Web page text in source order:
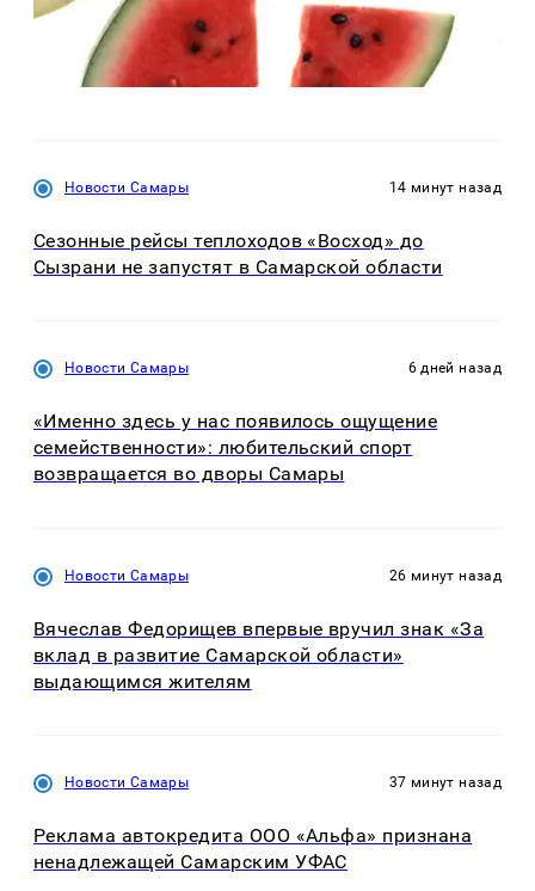
Новости Самары 14 минут назад
Сезонные рейсы теплоходов «Восход» до
Сызрани не запустят в Самарской области
Новости Самары 6 дней назад
«Именно здесь у нас появилось ощущение
семейственности»: любительский спорт
возвращается во дворы Самары
Новости Самары 26 минут назад
Вячеслав Федорищев впервые вручил знак «За
вклад в развитие Самарской области»
выдающимся жителям
Новости Самары 37 минут назад
Реклама автокредита ООО «Альфа» признана
ненадлежащей Самарским УФАС